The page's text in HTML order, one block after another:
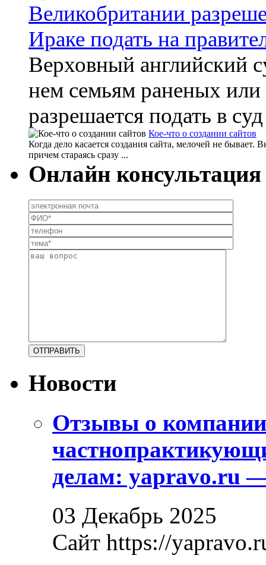
Великобритании
Ираке подать на
Верховный английский
нем семьям раненых
разрешается подать в
Кое-что о создании сайтов
Когда дело касается создания сайта, мелочей не
причем стараясь сразу ...
Онлайн консультация
Новости
Отзывы о
делам: yapravo.ru
03 Декабрь 2025
Сайт https://